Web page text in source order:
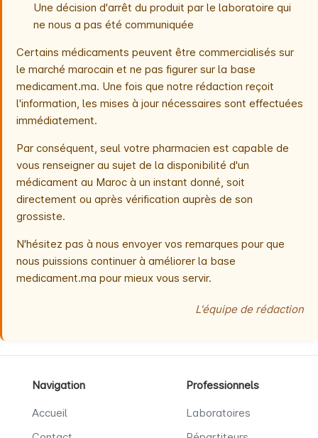
Une décision d'arrêt du produit par le laboratoire qui
ne nous a pas été communiquée
Certains médicaments peuvent être commercialisés sur
le marché marocain et ne pas figurer sur la base
medicament.ma. Une fois que notre rédaction reçoit
l'information, les mises à jour nécessaires sont effectuées
immédiatement.
Par conséquent, seul votre pharmacien est capable de
vous renseigner au sujet de la disponibilité d'un
médicament au Maroc à un instant donné, soit
directement ou après vérification auprès de son
grossiste.
N'hésitez pas à nous envoyer vos remarques pour que
nous puissions continuer à améliorer la base
medicament.ma pour mieux vous servir.
L'équipe de rédaction
Navigation
Accueil
Professionnels
Laboratoires